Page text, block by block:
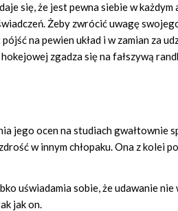
się, że jest pewna siebie w każdym
Żeby zwrócić uwagę
na pewien układ i w zamian za
zgadza się na fałszywą
jego ocen na studiach gwałtownie
w innym chłopaku. Ona z kolei
uświadamia sobie, że udawanie nie
jak on.